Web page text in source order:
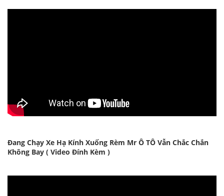
Đang Chạy Xe Hạ Kính Xuống Rèm Mr Ô TÔ Vẫn Chắc Chắn
Không Bay ( Video Đính Kèm )